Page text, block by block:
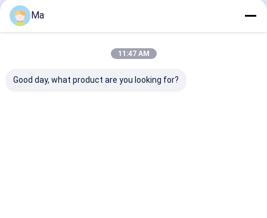
Interface Materialen
ons
ons
Site
Sitemap
Privacy Policy
Reserved.
Ma
11:47 AM
Good day, what product are you looking for?